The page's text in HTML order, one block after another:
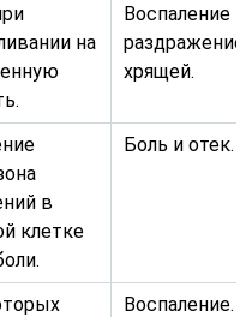
на
Воспаление и
раздражение
хрящей.
в
клетке
Боль и отек.
Воспаление.